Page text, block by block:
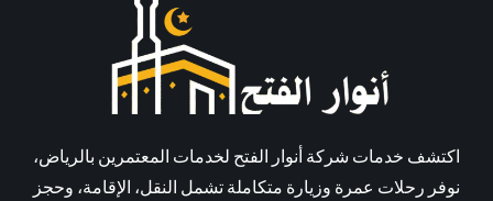
اكتشف خدمات شركة أنوار الفتح لخدمات المعتمرين بالرياض،
نوفر رحلات عمرة وزيارة متكاملة تشمل النقل، الإقامة، وحجز